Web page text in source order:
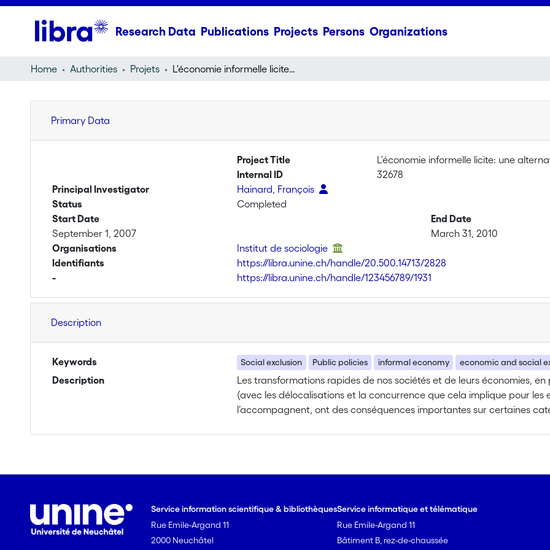
Research Data Publications Projects Persons Organizations
Home Authorities Projets L'économie informelle licite: une alternative contrainte à l'exclusion économique et sociale?
Primary Data
Project Title
L'économie informelle licite: une
Internal ID
32678
Principal Investigator
Hainard, François
Status
Completed
Start Date
September 1, 2007
End Date
March 31, 2010
Organisations
Institut de sociologie
Identifiants
https://libra.unine.ch/handle/20.500.14713/2828
-
https://libra.unine.ch/handle/123456789/1931
Description
Keywords Social exclusion Public policies informal economy economic and social
Description
Les transformations rapides de nos sociétés et de leurs économies,
(avec les délocalisations et la concurrence que cela implique pour les
l’accompagnent, ont des conséquences importantes sur certaines
et façonnent elles-mêmes. Souvent ces initiatives conduisent à ce que
activité qui, soit n’est pas rémunérée en retour d’autres prestations
annoncé au fisc et aux assurances sociales.
Service information scientifique & bibliothèques
Rue Emile-Argand 11
2000 Neuchâtel
Service informatique et télématique
Rue Emile-Argand 11
Bâtiment B, rez-de-chaussée